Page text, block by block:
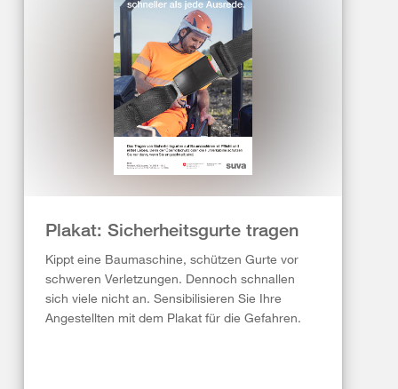
Plakat: Sicherheitsgurte tragen
Kippt eine Baumaschine, schützen Gurte vor
schweren Verletzungen. Dennoch schnallen
sich viele nicht an. Sensibilisieren Sie Ihre
Angestellten mit dem Plakat für die Gefahren.